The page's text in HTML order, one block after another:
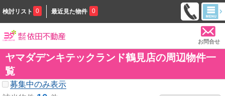
検討リスト 0 最近見た物件 0
お問合せ
ヤマダデンキテックランド鶴見店の周辺物件一
覧
募集中のみ表示